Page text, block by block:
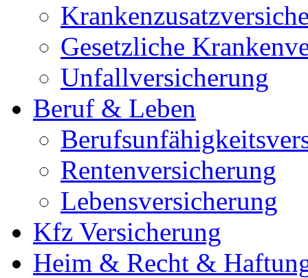
Gesetzliche
Unfallversicherung
Beruf & Leben
Rentenversicherung
Lebensversicherung
Kfz Versicherung
Heim & Recht &